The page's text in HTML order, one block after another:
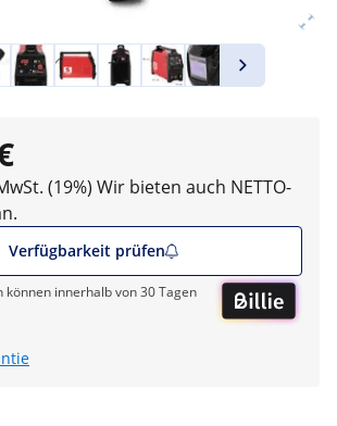
(19%) Wir bieten auch NETTO-
Verfügbarkeit prüfen
können innerhalb von 30 Tagen